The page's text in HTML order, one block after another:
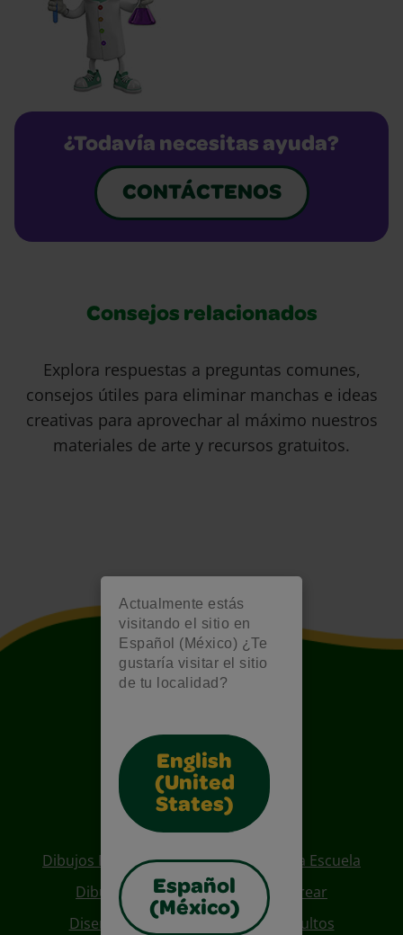
Actualmente estás
visitando el sitio en
Español (México) ¿Te
gustaría visitar el sitio
de tu localidad?
English
(United
States)
Español
(México)
¿Todavía necesitas ayuda?
CONTÁCTENOS
Consejos relacionados
Explora respuestas a preguntas comunes,
consejos útiles para eliminar manchas e ideas
creativas para aprovechar al máximo nuestros
materiales de arte y recursos gratuitos.
Also of Interest
Dibujos Para Colorear De Regreso A La Escuela
Dibujos De Personajes Para Colorear
Diseños Para Coloreables Para Adultos